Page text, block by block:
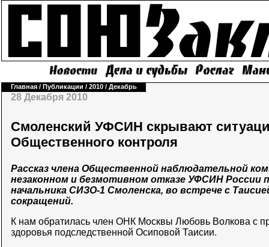
Главная / Публикации / 2010 / Декабрь
28 Декабря 2010
Смоленский УФСИН скрывают
Общественного контроля
Рассказ члена Общественной наблюдательной
незаконном и безмотивном отказе УФСИН России
начальника СИЗО-1 Смоленска, во встрече с
сокращений.
К нам обратилась член ОНК Москвы Любовь Волкова с
здоровья подследственной Осиповой Таисии.